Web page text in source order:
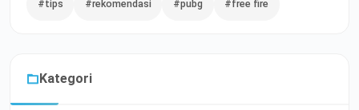
#tips #rekomendasi #pubg #free fire
Kategori